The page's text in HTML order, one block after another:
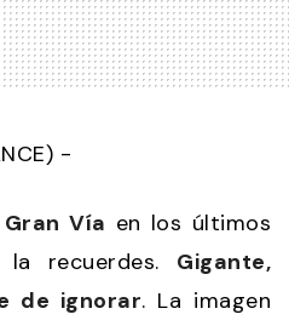
-
Gran Vía en los últimos
la recuerdes. Gigante,
de ignorar. La imagen